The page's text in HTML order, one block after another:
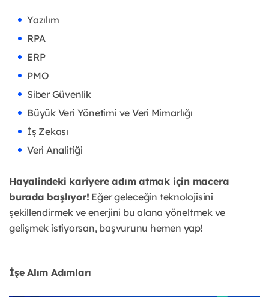
Yazılım
RPA
ERP
PMO
Siber Güvenlik
Büyük Veri Yönetimi ve Veri Mimarlığı
İş Zekası
Veri Analitiği
Hayalindeki kariyere adım atmak için macera
burada başlıyor! Eğer geleceğin teknolojisini
şekillendirmek ve enerjini bu alana yöneltmek ve
gelişmek istiyorsan, başvurunu hemen yap!
İşe Alım Adımları